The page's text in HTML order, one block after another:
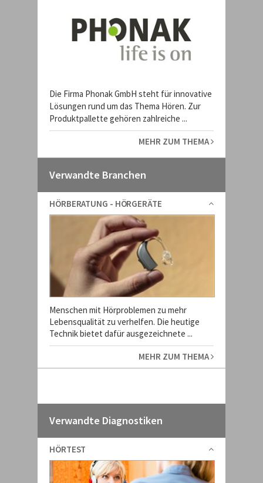
Die Firma Phonak GmbH steht für innovative
Lösungen rund um das Thema Hören. Zur
Produktpallette gehören zahlreiche ...
MEHR ZUM THEMA
Verwandte Branchen
HÖRBERATUNG - HÖRGERÄTE
Menschen mit Hörproblemen zu mehr
Lebensqualität zu verhelfen. Die heutige
Technik bietet dafür ausgezeichnete ...
MEHR ZUM THEMA
Verwandte Diagnostiken
HÖRTEST